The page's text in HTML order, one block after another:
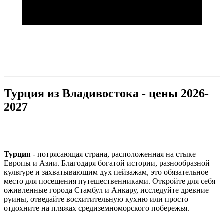
Турция из Владивостока - цены 2026-
2027
Турция - потрясающая страна, расположенная на стыке
Европы и Азии. Благодаря богатой истории, разнообразной
культуре и захватывающим дух пейзажам, это обязательное
место для посещения путешественниками. Откройте для себя
оживленные города Стамбул и Анкару, исследуйте древние
руины, отведайте восхитительную кухню или просто
отдохните на пляжах средиземноморского побережья.